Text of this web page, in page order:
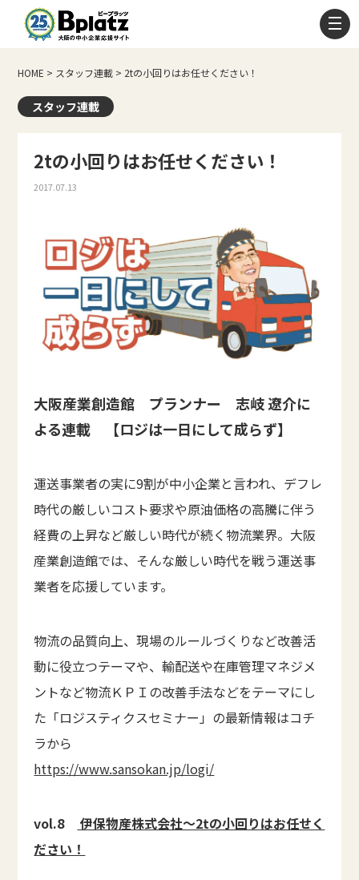
HOME > スタッフ連載 > 2tの小回りはお任せください！
スタッフ連載
2tの小回りはお任せください！
2017.07.13
大阪産業創造館 プランナー 志岐 遼介に
よる連載 【ロジは一日にして成らず】
運送事業者の実に9割が中小企業と言われ、デフレ
時代の厳しいコスト要求や原油価格の高騰に伴う
経費の上昇など厳しい時代が続く物流業界。大阪
産業創造館では、そんな厳しい時代を戦う運送事
業者を応援しています。
物流の品質向上、現場のルールづくりなど改善活
動に役立つテーマや、輸配送や在庫管理マネジメ
ントなど物流ＫＰＩの改善手法などをテーマにし
た「ロジスティクスセミナー」の最新情報はコチ
ラから
https://www.sansokan.jp/logi/
vol.8
伊保物産株式会社～2tの小回りはお任せく
ださい！